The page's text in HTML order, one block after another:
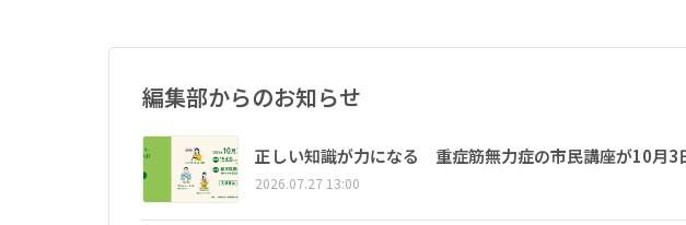
編集部からのお知らせ
正しい知識が力になる 重症筋無力症の市民講座が10月3
2026.07.27 13:00